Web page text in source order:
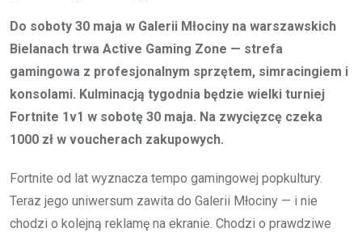
Do soboty 30 maja w Galerii Młociny na warszawskich
Bielanach trwa Active Gaming Zone — strefa
gamingowa z profesjonalnym sprzętem, simracingiem i
konsolami. Kulminacją tygodnia będzie wielki turniej
Fortnite 1v1 w sobotę 30 maja. Na zwycięzcę czeka
1000 zł w voucherach zakupowych.
Fortnite od lat wyznacza tempo gamingowej popkultury.
Teraz jego uniwersum zawita do Galerii Młociny — i nie
chodzi o kolejną reklamę na ekranie. Chodzi o prawdziwe